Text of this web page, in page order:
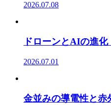
2026.07.08
ドローンとAIの進
2026.07.01
金並みの導電性と赤